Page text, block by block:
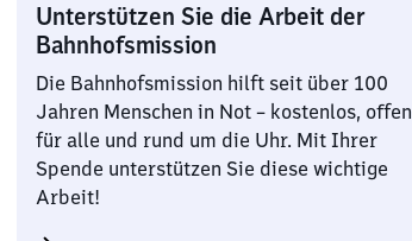
Unterstützen Sie die Arbeit der
Bahnhofsmission
Die Bahnhofsmission hilft seit über 100
Jahren Menschen in Not – kostenlos, offen
für alle und rund um die Uhr. Mit Ihrer
Spende unterstützen Sie diese wichtige
Arbeit!